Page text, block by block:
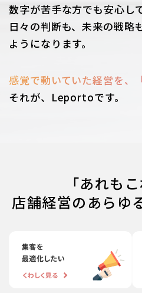
数字が苦手な方でも安心し
日々の判断も、未来の戦略
ようになります。
感覚で動いていた経営を、
それが、Leportoです。
「あれも
店舗経営のあらゆ